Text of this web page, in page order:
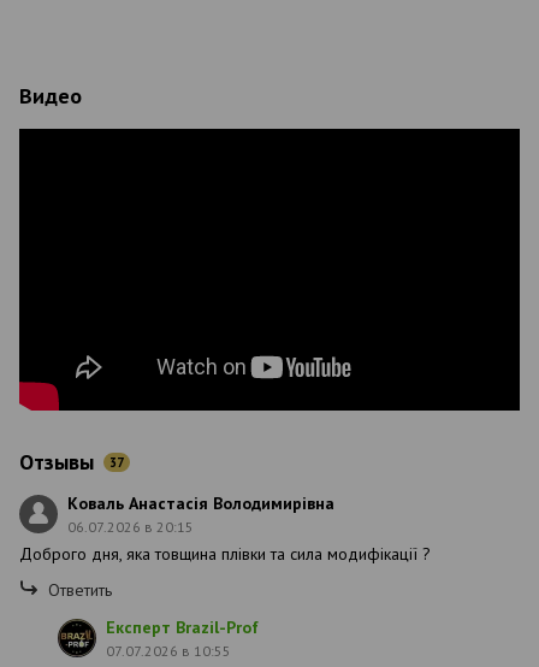
Видео
Отзывы 37
Коваль Анастасія Володимирівна
06.07.2026 в 20:15
Доброго дня, яка товщина плівки та сила модифікації ?
Ответить
Експерт Brazil-Prof
07.07.2026 в 10:55